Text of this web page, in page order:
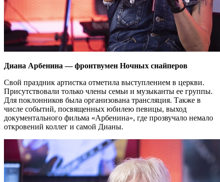
Диана Арбенина — фронтвумен Ночных снайперов
Свой праздник артистка отметила выступлением в церкви.
Присутствовали только члены семьи и музыканты ее группы.
Для поклонников была организована трансляция. Также в
числе событий, посвященных юбилею певицы, выход
документального фильма «Арбенина», где прозвучало немало
откровений коллег и самой Дианы.